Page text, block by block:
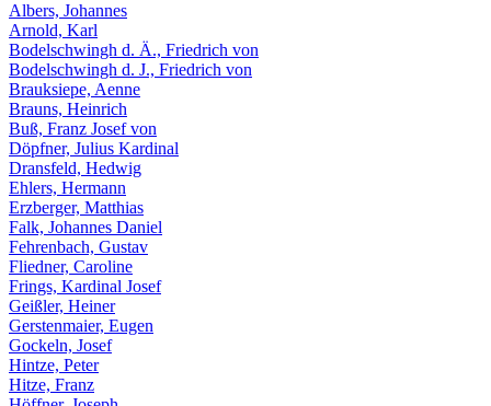
Albers, Johannes
Arnold, Karl
Bodelschwingh d. Ä., Friedrich von
Bodelschwingh d. J., Friedrich von
Brauksiepe, Aenne
Brauns, Heinrich
Buß, Franz Josef von
Döpfner, Julius Kardinal
Dransfeld, Hedwig
Ehlers, Hermann
Erzberger, Matthias
Falk, Johannes Daniel
Fehrenbach, Gustav
Fliedner, Caroline
Frings, Kardinal Josef
Geißler, Heiner
Gerstenmaier, Eugen
Gockeln, Josef
Hintze, Peter
Hitze, Franz